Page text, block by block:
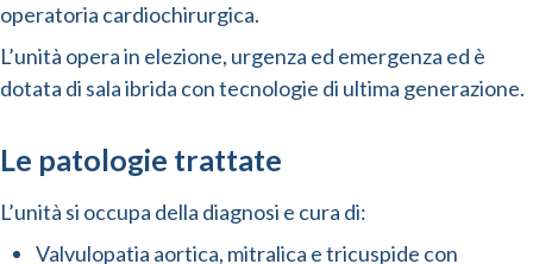
operatoria cardiochirurgica.
L’unità opera in elezione, urgenza ed emergenza ed è
dotata di sala ibrida con tecnologie di ultima generazione.
Le patologie trattate
L’unità si occupa della diagnosi e cura di:
Valvulopatia aortica, mitralica e tricuspide con